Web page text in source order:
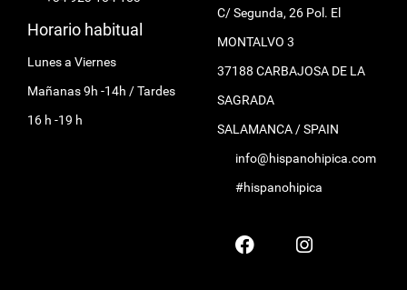
Horario habitual
Lunes a Viernes
Mañanas 9h -14h / Tardes
16 h -19 h
C/ Segunda, 26 Pol. El
MONTALVO 3
37188 CARBAJOSA DE LA
SAGRADA
SALAMANCA / SPAIN
info@hispanohipica.com
#hispanohipica